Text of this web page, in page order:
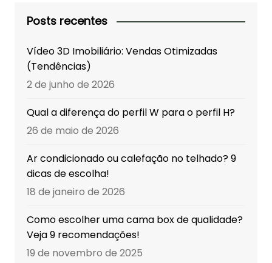
Posts recentes
Vídeo 3D Imobiliário: Vendas Otimizadas
(Tendências)
2 de junho de 2026
Qual a diferença do perfil W para o perfil H?
26 de maio de 2026
Ar condicionado ou calefação no telhado? 9
dicas de escolha!
18 de janeiro de 2026
Como escolher uma cama box de qualidade?
Veja 9 recomendações!
19 de novembro de 2025